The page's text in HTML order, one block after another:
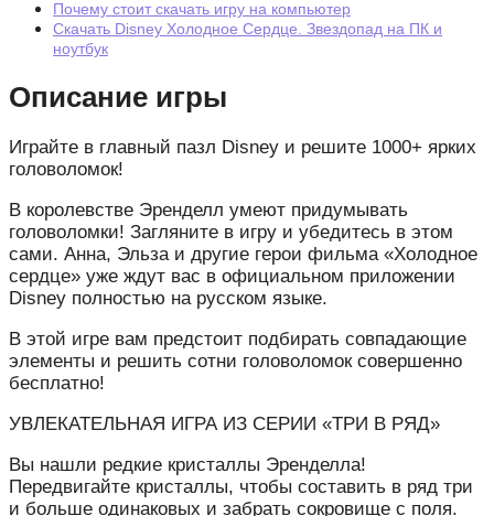
Почему стоит скачать игру на компьютер
Скачать Disney Холодное Сердце. Звездопад на ПК и
ноутбук
Описание игры
Играйте в главный пазл Disney и решите 1000+ ярких
головоломок!
В королевстве Эренделл умеют придумывать
головоломки! Загляните в игру и убедитесь в этом
сами. Анна, Эльза и другие герои фильма «Холодное
сердце» уже ждут вас в официальном приложении
Disney полностью на русском языке.
В этой игре вам предстоит подбирать совпадающие
элементы и решить сотни головоломок совершенно
бесплатно!
УВЛЕКАТЕЛЬНАЯ ИГРА ИЗ СЕРИИ «ТРИ В РЯД»
Вы нашли редкие кристаллы Эренделла!
Передвигайте кристаллы, чтобы составить в ряд три
и больше одинаковых и забрать сокровище с поля.